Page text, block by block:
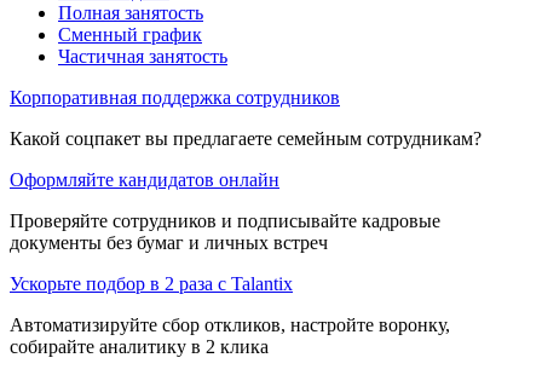
Полная занятость
Сменный график
Частичная занятость
Корпоративная поддержка сотрудников
Какой соцпакет вы предлагаете семейным сотрудникам?
Оформляйте кандидатов онлайн
Проверяйте сотрудников и подписывайте кадровые
документы без бумаг и личных встреч
Ускорьте подбор в 2 раза с Talantix
Автоматизируйте сбор откликов, настройте воронку,
собирайте аналитику в 2 клика